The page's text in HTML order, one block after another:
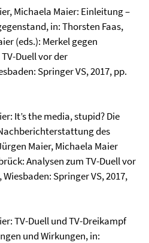
Michaela Maier: Einleitung –
in: Thorsten Faas,
(eds.): Merkel gegen
Duell vor der
Springer VS, 2017, pp.
It’s the media, stupid? Die
des
Maier, Michaela Maier
Analysen zum TV-Duell vor
Springer VS, 2017,
TV-Duell und TV-Dreikampf
und Wirkungen, in: